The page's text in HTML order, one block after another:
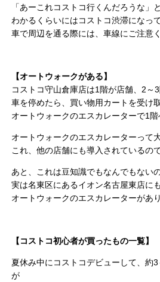
「あーこれコストコ行くんだろうな」
わかるくらいにはコストコ渋滞になっ
車で周辺を通る際には、車線にご注意
【オートウォークがある】
コストコ守山倉庫店は1階が店舗、2～
車を停めたら、買い物用カートを受け
オートウォークのエスカレーターで1階
オートウォークのエスカレーターって
これ、他の店舗にも導入されているの
あと、これは豆知識でもなんでもない
実は名東区にあるイオン名古屋東店にも
オートウォークのエスカレーターがあり
【コストコ初心者が買ったもの一覧】
夏休み中にコストコデビューして、約
が